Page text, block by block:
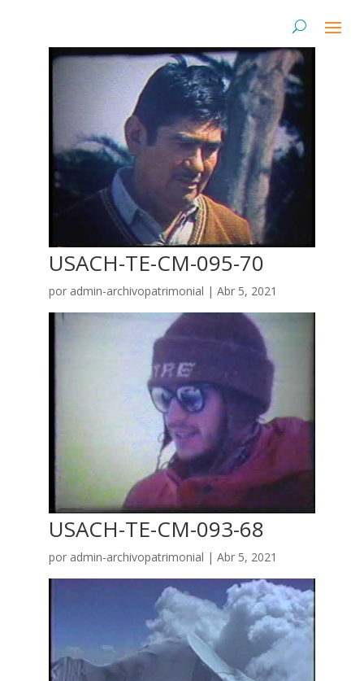
USACH-TE-CM-095-70
por admin-archivopatrimonial | Abr 5, 2021
USACH-TE-CM-093-68
por admin-archivopatrimonial | Abr 5, 2021